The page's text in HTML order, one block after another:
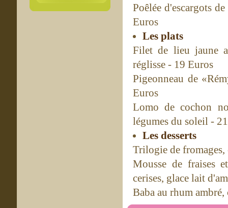
Poêlée d'escargots
Euros
Les plats
Filet de lieu jaune
réglisse - 19 Euros
Pigeonneau de
Euros
Lomo de cochon
légumes du soleil -
Les desserts
Trilogie de fromages,
Mousse de fraises
cerises, glace lait
Baba au rhum